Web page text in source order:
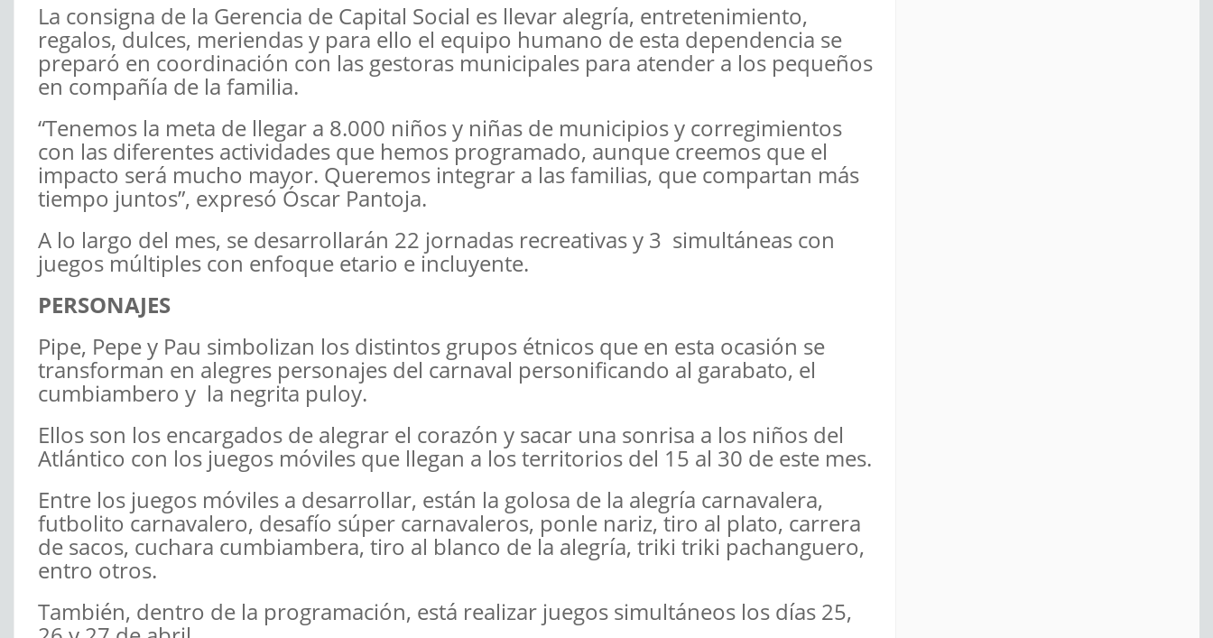
La consigna de la Gerencia de Capital Social es llevar alegría, entretenimiento,
regalos, dulces, meriendas y para ello el equipo humano de esta dependencia se
preparó en coordinación con las gestoras municipales para atender a los pequeños
en compañía de la familia.
“Tenemos la meta de llegar a 8.000 niños y niñas de municipios y corregimientos
con las diferentes actividades que hemos programado, aunque creemos que el
impacto será mucho mayor. Queremos integrar a las familias, que compartan más
tiempo juntos”, expresó Óscar Pantoja.
A lo largo del mes, se desarrollarán 22 jornadas recreativas y 3 simultáneas con
juegos múltiples con enfoque etario e incluyente.
PERSONAJES
Pipe, Pepe y Pau simbolizan los distintos grupos étnicos que en esta ocasión se
transforman en alegres personajes del carnaval personificando al garabato, el
cumbiambero y la negrita puloy.
Ellos son los encargados de alegrar el corazón y sacar una sonrisa a los niños del
Atlántico con los juegos móviles que llegan a los territorios del 15 al 30 de este mes.
Entre los juegos móviles a desarrollar, están la golosa de la alegría carnavalera,
futbolito carnavalero, desafío súper carnavaleros, ponle nariz, tiro al plato, carrera
de sacos, cuchara cumbiambera, tiro al blanco de la alegría, triki triki pachanguero,
entro otros.
También, dentro de la programación, está realizar juegos simultáneos los días 25,